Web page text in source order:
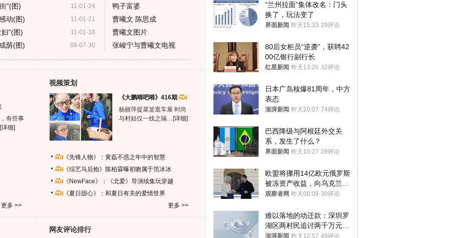
11-01-24
"(图)
11-01-21
动(图)
11-01-18
"(图)
08-07-30
荫(图)
鸭子富婆
曹曦文 陈思成
曹曦文图片
张峻宁与曹曦文电视
有些事
[详细]
更多 >>
视频策划
《大鹏嘚吧嘚》416期
杨丽萍提菜篮逛车展 时尚
与村姑仅一线之隔… [详细]
《先锋人物》：黄磊不惑之年中的智慧
《综艺马后炮》陈柏霖曝初吻属于范冰冰
《NewFace》：《北爱》导演续集玩穿越
《夏日甜心》：和夏日有关的爱情世界
更多 >>
网友评论排行
“兰州拉面”集体改名：门头
换了，玩法变了
界面新闻 昨天15:33 29评论
80后女柜员“逆袭”，获聘42
00亿银行副行长
红星新闻 昨天13:20 32评论
日本广岛核爆81周年，中方
表态
澎湃新闻 昨天20:07 74评论
巴西降级与阿根廷外交关
系，发生了什么？
界面新闻 昨天10:27 28评论
欧盟将挪用14亿欧元俄罗斯
被冻资产收益，向乌克兰提
供援助
观察者网 昨天08:09 30评论
难以落地的动迁款：深圳罗
湖区两村民追讨两千万元动
迁款八年未果
澎湃新闻 昨天12:57 49评论